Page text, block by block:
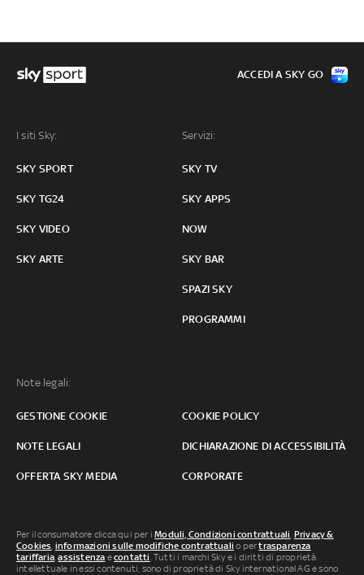
I siti Sky:
SKY SPORT
SKY TG24
SKY VIDEO
SKY ARTE
Servizi:
SKY TV
SKY APPS
NOW
SKY BAR
SPAZI SKY
PROGRAMMI
Note legali:
GESTIONE COOKIE COOKIE POLICY
NOTE LEGALI DICHIARAZIONE DI ACCESSIBILITÀ
OFFERTA SKY MEDIA CORPORATE
ACCEDI A SKY GO
Per il consumatore clicca qui per iModuli, Condizioni contrattuali, Privacy &
Cookies, informazioni sulle modifiche contrattuali o pertrasparenza
tariffaria,assistenza econtatti. Tutti i marchi Sky e i diritti di proprietà
intellettuale in essi contenuti, sono di proprietà di Sky international AG e sono